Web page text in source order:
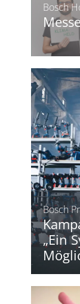
Bosch
Bosch
„Ein